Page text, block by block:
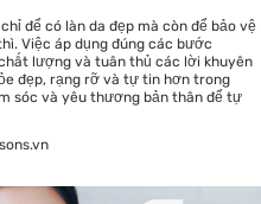
để có làn da đẹp mà còn để bảo vệ
Việc áp dụng đúng các bước
lượng và tuân thủ các lời khuyên
đẹp, rạng rỡ và tự tin hơn trong
sóc và yêu thương bản thân để tự